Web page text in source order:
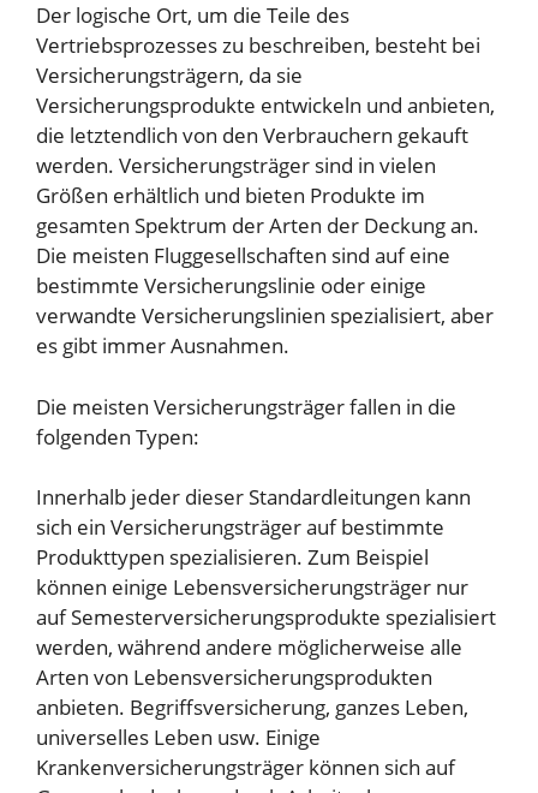
Der logische Ort, um die Teile des
Vertriebsprozesses zu beschreiben, besteht bei
Versicherungsträgern, da sie
Versicherungsprodukte entwickeln und anbieten,
die letztendlich von den Verbrauchern gekauft
werden. Versicherungsträger sind in vielen
Größen erhältlich und bieten Produkte im
gesamten Spektrum der Arten der Deckung an.
Die meisten Fluggesellschaften sind auf eine
bestimmte Versicherungslinie oder einige
verwandte Versicherungslinien spezialisiert, aber
es gibt immer Ausnahmen.
Die meisten Versicherungsträger fallen in die
folgenden Typen:
Innerhalb jeder dieser Standardleitungen kann
sich ein Versicherungsträger auf bestimmte
Produkttypen spezialisieren. Zum Beispiel
können einige Lebensversicherungsträger nur
auf Semesterversicherungsprodukte spezialisiert
werden, während andere möglicherweise alle
Arten von Lebensversicherungsprodukten
anbieten. Begriffsversicherung, ganzes Leben,
universelles Leben usw. Einige
Krankenversicherungsträger können sich auf